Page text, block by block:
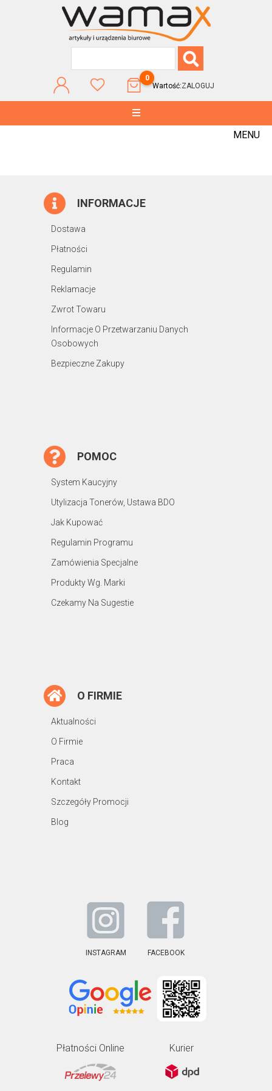
0
Wartość:ZALOGUJ
MENU
INFORMACJE
Dostawa
Płatności
Regulamin
Reklamacje
Zwrot Towaru
Informacje O Przetwarzaniu Danych
Osobowych
Bezpieczne Zakupy
POMOC
System Kaucyjny
Utylizacja Tonerów, Ustawa BDO
Jak Kupować
Regulamin Programu
Zamówienia Specjalne
Produkty Wg. Marki
Czekamy Na Sugestie
O FIRMIE
Aktualności
O Firmie
Praca
Kontakt
Szczegóły Promocji
Blog
INSTAGRAM FACEBOOK
Płatności Online Kurier